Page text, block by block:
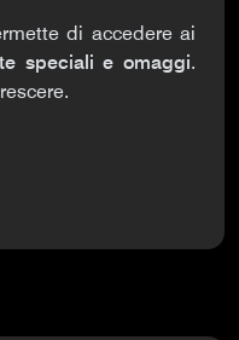
di accedere ai
speciali e omaggi.